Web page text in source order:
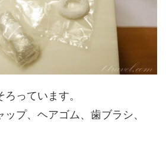
っています。
プ、ヘアゴム、歯ブラシ、